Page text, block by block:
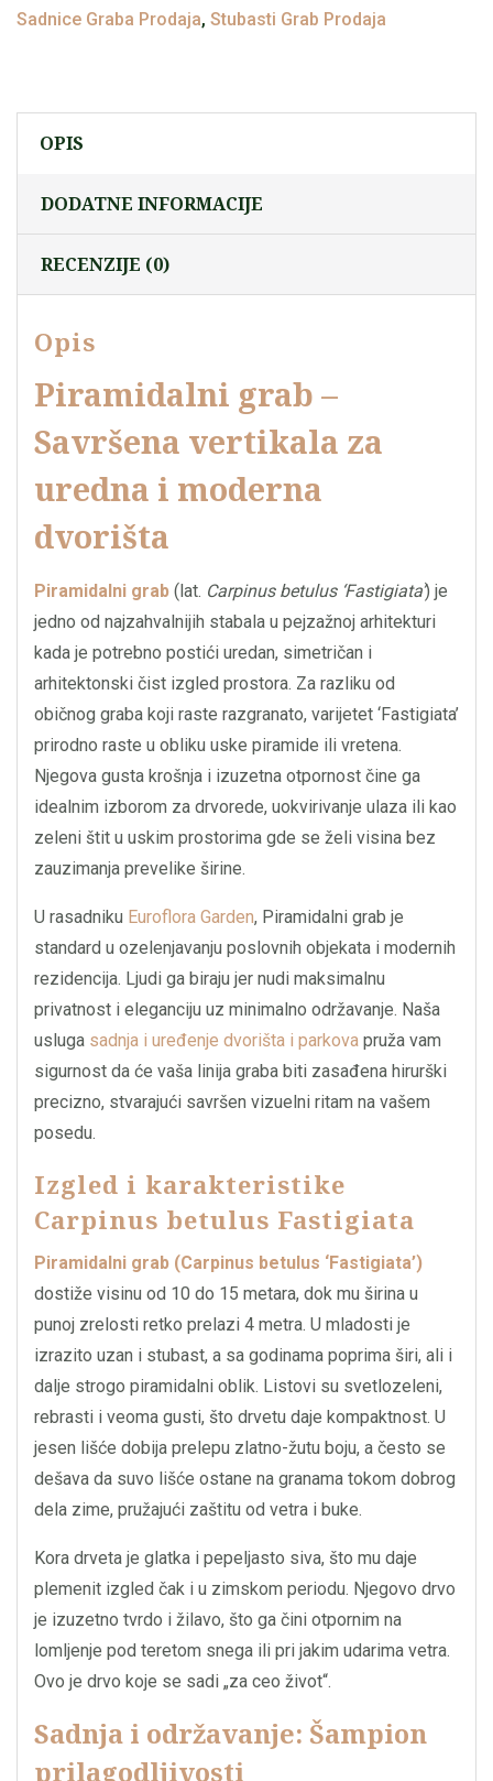
Sadnice Graba Prodaja, Stubasti Grab Prodaja
OPIS
DODATNE INFORMACIJE
RECENZIJE (0)
Opis
Piramidalni grab –
Savršena vertikala za
uredna i moderna
dvorišta
Piramidalni grab (lat. Carpinus betulus ‘Fastigiata’) je
jedno od najzahvalnijih stabala u pejzažnoj arhitekturi
kada je potrebno postići uredan, simetričan i
arhitektonski čist izgled prostora. Za razliku od
običnog graba koji raste razgranato, varijetet ‘Fastigiata’
prirodno raste u obliku uske piramide ili vretena.
Njegova gusta krošnja i izuzetna otpornost čine ga
idealnim izborom za drvorede, uokvirivanje ulaza ili kao
zeleni štit u uskim prostorima gde se želi visina bez
zauzimanja prevelike širine.
U rasadniku Euroflora Garden, Piramidalni grab je
standard u ozelenjavanju poslovnih objekata i modernih
rezidencija. Ljudi ga biraju jer nudi maksimalnu
privatnost i eleganciju uz minimalno održavanje. Naša
usluga sadnja i uređenje dvorišta i parkova pruža vam
sigurnost da će vaša linija graba biti zasađena hirurški
precizno, stvarajući savršen vizuelni ritam na vašem
posedu.
Izgled i karakteristike
Carpinus betulus Fastigiata
Piramidalni grab (Carpinus betulus ‘Fastigiata’)
dostiže visinu od 10 do 15 metara, dok mu širina u
punoj zrelosti retko prelazi 4 metra. U mladosti je
izrazito uzan i stubast, a sa godinama poprima širi, ali i
dalje strogo piramidalni oblik. Listovi su svetlozeleni,
rebrasti i veoma gusti, što drvetu daje kompaktnost. U
jesen lišće dobija prelepu zlatno-žutu boju, a često se
dešava da suvo lišće ostane na granama tokom dobrog
dela zime, pružajući zaštitu od vetra i buke.
Kora drveta je glatka i pepeljasto siva, što mu daje
plemenit izgled čak i u zimskom periodu. Njegovo drvo
je izuzetno tvrdo i žilavo, što ga čini otpornim na
lomljenje pod teretom snega ili pri jakim udarima vetra.
Ovo je drvo koje se sadi „za ceo život“.
Sadnja i održavanje: Šampion
prilagodljivosti